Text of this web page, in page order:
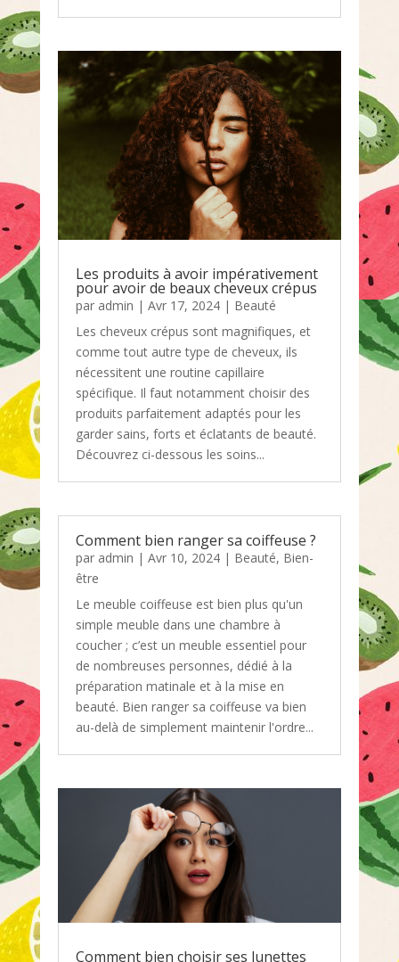
Les produits à avoir impérativement
pour avoir de beaux cheveux crépus
par admin | Avr 17, 2024| Beauté
Les cheveux crépus sont magnifiques, et
comme tout autre type de cheveux, ils
nécessitent une routine capillaire
spécifique. Il faut notamment choisir des
produits parfaitement adaptés pour les
garder sains, forts et éclatants de beauté.
Découvrez ci-dessous les soins...
Comment bien ranger sa coiffeuse ?
par admin | Avr 10, 2024| Beauté, Bien-
être
Le meuble coiffeuse est bien plus qu'un
simple meuble dans une chambre à
coucher ; c’est un meuble essentiel pour
de nombreuses personnes, dédié à la
préparation matinale et à la mise en
beauté. Bien ranger sa coiffeuse va bien
au-delà de simplement maintenir l'ordre...
Comment bien choisir ses lunettes